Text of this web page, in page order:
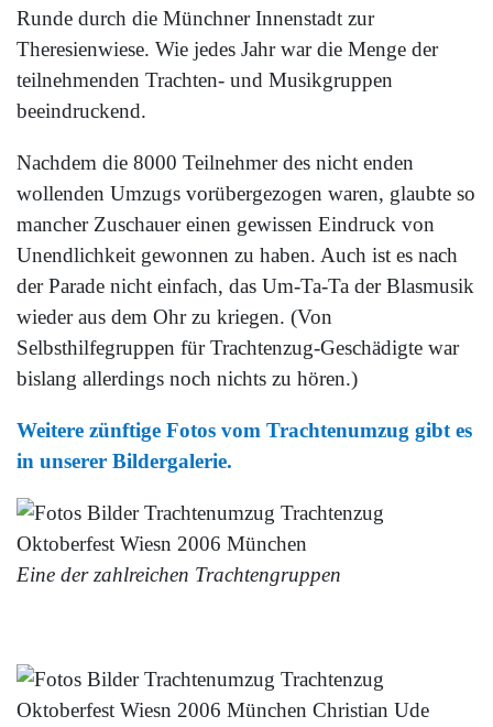
Runde durch die Münchner Innenstadt zur
Theresienwiese. Wie jedes Jahr war die Menge der
teilnehmenden Trachten- und Musikgruppen
beeindruckend.
Nachdem die 8000 Teilnehmer des nicht enden
wollenden Umzugs vorübergezogen waren, glaubte so
mancher Zuschauer einen gewissen Eindruck von
Unendlichkeit gewonnen zu haben. Auch ist es nach
der Parade nicht einfach, das Um-Ta-Ta der Blasmusik
wieder aus dem Ohr zu kriegen. (Von
Selbsthilfegruppen für Trachtenzug-Geschädigte war
bislang allerdings noch nichts zu hören.)
Weitere zünftige Fotos vom Trachtenumzug gibt es
in unserer Bildergalerie.
Eine der zahlreichen Trachtengruppen